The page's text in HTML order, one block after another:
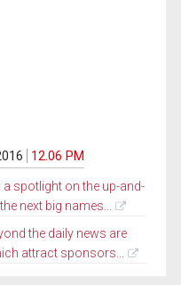
12.06 PM
spotlight on the up-and-
next big names...
the daily news are
attract sponsors...